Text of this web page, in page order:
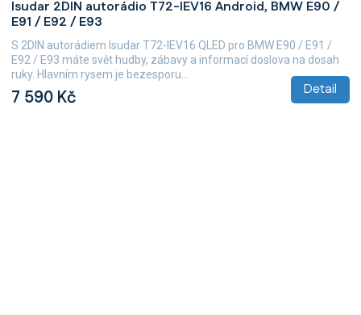
Isudar 2DIN autorádio T72-IEV16 Android, BMW E90 /
E91 / E92 / E93
7 590 Kč Detail
S 2DIN autorádiem Isudar T72-IEV16 QLED pro BMW E90 / E91 /
E92 / E93 máte svět hudby, zábavy a informací doslova na dosah
ruky. Hlavním rysem je bezesporu...